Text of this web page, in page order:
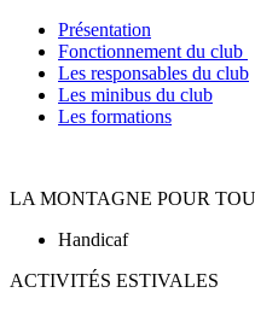
Présentation
Fonctionnement du club
Les responsables du club
Les minibus du club
Les formations
LA MONTAGNE POUR
Handicaf
ACTIVITÉS ESTIVALES